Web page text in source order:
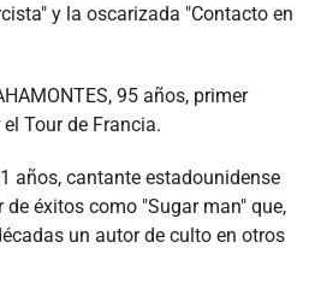
y la oscarizada "Contacto en
95 años, primer
Tour de Francia.
años, cantante estadounidense
éxitos como "Sugar man" que,
un autor de culto en otros